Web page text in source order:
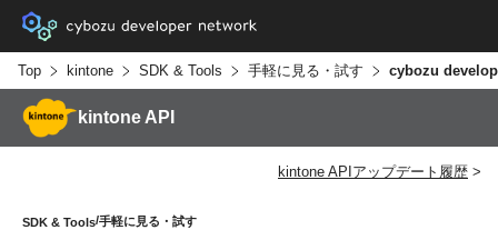
Top kintone SDK & Tools 手軽に見る・試す
kintone API
kintone APIアップデート履歴
SDK & Tools 手軽に見る・試す